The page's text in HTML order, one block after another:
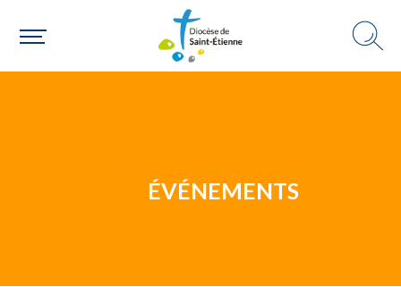
ÉVÉNEMENTS